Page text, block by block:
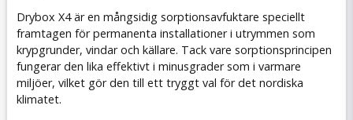
Drybox X4 är en mångsidig sorptionsavfuktare speciellt
framtagen för permanenta installationer i utrymmen som
krypgrunder, vindar och källare. Tack vare sorptionsprincipen
fungerar den lika effektivt i minusgrader som i varmare
miljöer, vilket gör den till ett tryggt val för det nordiska
klimatet.